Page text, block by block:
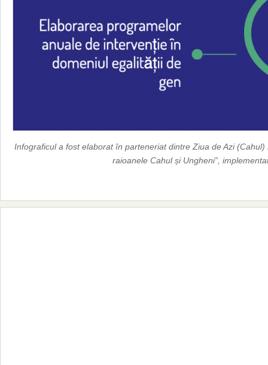
Infograficul a fost elaborat în parteneriat dintre Ziua de Azi
raioanele Cahul și Ungheni”,